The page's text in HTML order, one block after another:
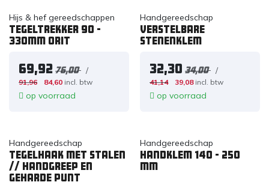
Hijs & hef gereedschappen
Tegeltrekker 90 -
330mm ORIT
69,92 76,00 /
91,96 84,60 incl. btw
op voorraad
Handgereedschap
Verstelbare
stenenklem
32,30 34,00 /
41,14 39,08 incl. btw
op voorraad
Handgereedschap
Tegelhaak met stalen
// handgreep en
geharde punt
Handgereedschap
Handklem 140 - 250
mm